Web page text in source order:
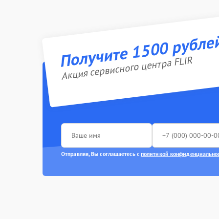
Получите 1500
Акция сервисного центра FLIR
Отправляя, Вы соглашаетесь с политикой